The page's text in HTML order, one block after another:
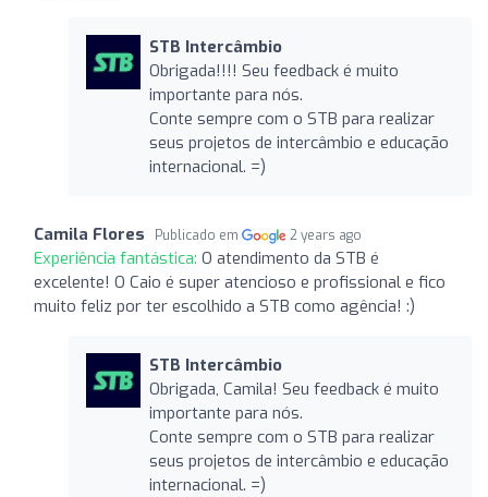
STB Intercâmbio
Obrigada!!!! Seu feedback é muito
importante para nós.
Conte sempre com o STB para realizar
seus projetos de intercâmbio e educação
internacional. =)
Camila Flores Publicado em 2 years ago
Experiência fantástica: O atendimento da STB é
excelente! O Caio é super atencioso e profissional e fico
muito feliz por ter escolhido a STB como agência! :)
STB Intercâmbio
Obrigada, Camila! Seu feedback é muito
importante para nós.
Conte sempre com o STB para realizar
seus projetos de intercâmbio e educação
internacional. =)